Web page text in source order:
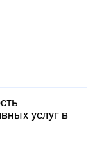
услуг в